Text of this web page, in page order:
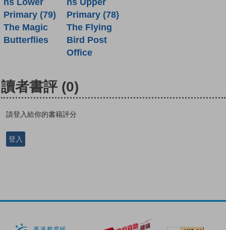
ns Lower
Primary (79)
The Magic
Butterflies
ns Upper
Primary (78)
The Flying
Bird Post
Office
讀者書評 (0)
請登入給你的書籍評分
登入